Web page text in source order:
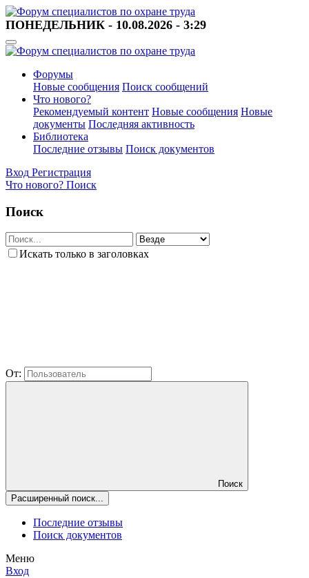
ПОНЕДЕЛЬНИК - 10.08.2026 - 3:29
Форумы
Новые сообщения Поиск сообщений
Что нового?
Рекомендуемый контент Новые сообщения Новые
документы Последняя активность
Библиотека
Последние отзывы Поиск документов
Вход Регистрация
Что нового? Поиск
Поиск
Искать только в заголовках
От:
Поиск
Расширенный поиск...
Последние отзывы
Поиск документов
Меню
Вход